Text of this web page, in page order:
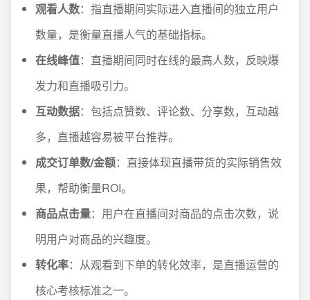
观看人数：指直播期间实际进入直播间的独立用户
数量，是衡量直播人气的基础指标。
在线峰值：直播期间同时在线的最高人数，反映爆
发力和直播吸引力。
互动数据：包括点赞数、评论数、分享数，互动越
多，直播越容易被平台推荐。
成交订单数/金额：直接体现直播带货的实际销售效
果，帮助衡量ROI。
商品点击量：用户在直播间对商品的点击次数，说
明用户对商品的兴趣度。
转化率：从观看到下单的转化效率，是直播运营的
核心考核标准之一。